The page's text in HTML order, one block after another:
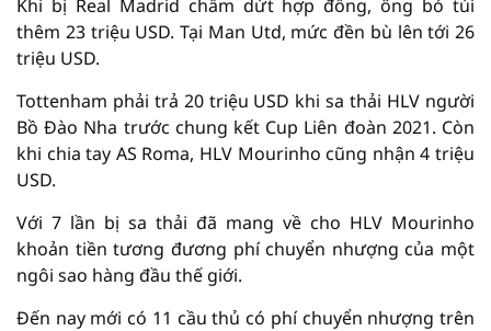
Khi bị Real Madrid chấm dứt hợp đồng, ông bỏ túi
thêm 23 triệu USD. Tại Man Utd, mức đền bù lên tới 26
triệu USD.
Tottenham phải trả 20 triệu USD khi sa thải HLV người
Bồ Đào Nha trước chung kết Cup Liên đoàn 2021. Còn
khi chia tay AS Roma, HLV Mourinho cũng nhận 4 triệu
USD.
Với 7 lần bị sa thải đã mang về cho HLV Mourinho
khoản tiền tương đương phí chuyển nhượng của một
ngôi sao hàng đầu thế giới.
Đến nay mới có 11 cầu thủ có phí chuyển nhượng trên